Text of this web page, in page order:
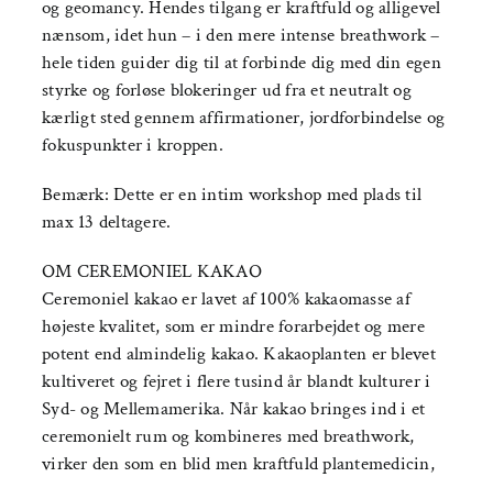
og geomancy. Hendes tilgang er kraftfuld og alligevel
nænsom, idet hun – i den mere intense breathwork –
hele tiden guider dig til at forbinde dig med din egen
styrke og forløse blokeringer ud fra et neutralt og
kærligt sted gennem affirmationer, jordforbindelse og
fokuspunkter i kroppen.
Bemærk: Dette er en intim workshop med plads til
max 13 deltagere.
OM CEREMONIEL KAKAO
Ceremoniel kakao er lavet af 100% kakaomasse af
højeste kvalitet, som er mindre forarbejdet og mere
potent end almindelig kakao. Kakaoplanten er blevet
kultiveret og fejret i flere tusind år blandt kulturer i
Syd- og Mellemamerika. Når kakao bringes ind i et
ceremonielt rum og kombineres med breathwork,
virker den som en blid men kraftfuld plantemedicin,